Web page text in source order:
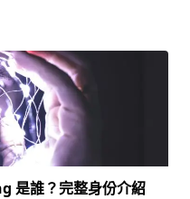
是誰？完整身份介紹